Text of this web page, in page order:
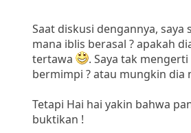
Saat diskusi dengannya,
mana iblis berasal ? apakah
tertawa
. Saya tak
bermimpi ? atau mungkin dia
Tetapi Hai hai yakin bahwa
buktikan !